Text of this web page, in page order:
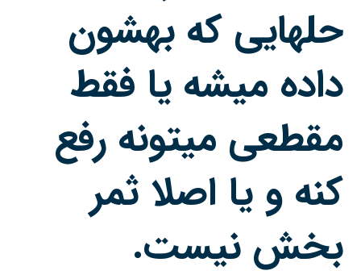
حلهایی که بهشون
داده میشه یا فقط
مقطعی میتونه رفع
کنه و یا اصلا ثمر
بخش نیست.